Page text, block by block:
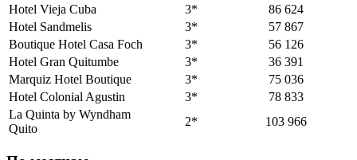
Hotel Vieja Cuba 3*
86 624
Hotel Sandmelis
3*
57 867
Boutique Hotel Casa Foch
3*
56 126
Hotel Gran Quitumbe
3*
36 391
Marquiz Hotel Boutique
3*
75 036
Hotel Colonial Agustin
3*
78 833
La Quinta by Wyndham
Quito
2* 103 966